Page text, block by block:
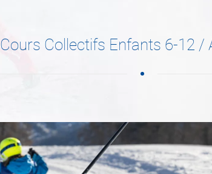
Cours Collectifs Enfants 6-12 /